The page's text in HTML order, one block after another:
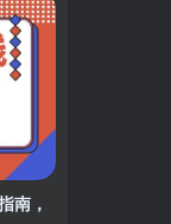
南，